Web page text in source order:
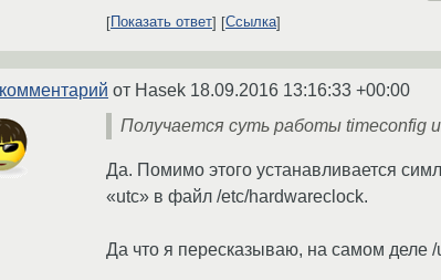
Показать ответ
Ссылка
комментарий от Hasek 18.09.2016 13:16:33 +00:00
Получается суть работы timeconfig
Да. Помимо этого устанавливается
«utc» в файл /etc/hardwareclock.
Да что я пересказываю, на самом деле